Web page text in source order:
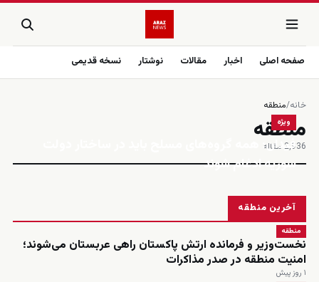
صفحه اصلی اخبار مقالات نوشتار نسخه قدیمی
خانه/منطقه
منطقه
2٬936 مقاله
ویژه
فیدان: همه گروه‌های مسلح باید در ساختار دولت
سوریه ادغام شوند
آخرین منطقه
منطقه
نخست‌وزیر و فرمانده ارتش پاکستان راهی عربستان می‌شوند؛
امنیت منطقه در صدر مذاکرات
۱ روز پیش